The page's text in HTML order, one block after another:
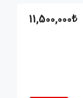
11,500,000₺